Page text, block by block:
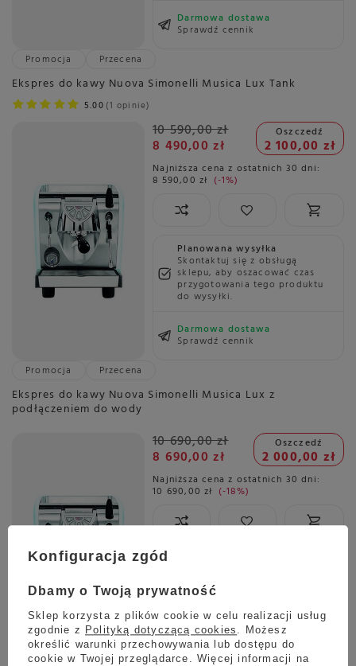
Darmowa dostawa
Sprawdź cennik
Promocja
Przecena
Ekspres do kawy Nuova Simonelli Musica Lux Tank
5.00 1 opinie
10 590,00 zł
8 490,00 zł
Oszczedź
2 100,00 zł
Najniższa cena z ostatnich 30 dni:
8 590,00 zł -1%
Planowana wysyłka
Skontaktuj się z obsługą
sklepu, aby oszacować czas
przygotowania tego produktu
do wysyłki.
Darmowa dostawa
Sprawdź cennik
Promocja
Przecena
Ekspres do kawy Nuova Simonelli Musica Lux z
podłączeniem do wody
10 690,00 zł
8 690,00 zł
Oszczedź
2 000,00 zł
Najniższa cena z ostatnich 30 dni:
10 690,00 zł -18%
sklepu, aby oszacować czas
przygotowania tego produktu
do wysyłki.
Darmowa dostawa
Sprawdź cennik
Konfiguracja zgód
Dbamy o Twoją prywatność
Sklep korzysta z plików cookie w celu realizacji usług
zgodnie z Polityką dotyczącą cookies . Możesz
określić warunki przechowywania lub dostępu do
cookie w Twojej przeglądarce. Więcej informacji na